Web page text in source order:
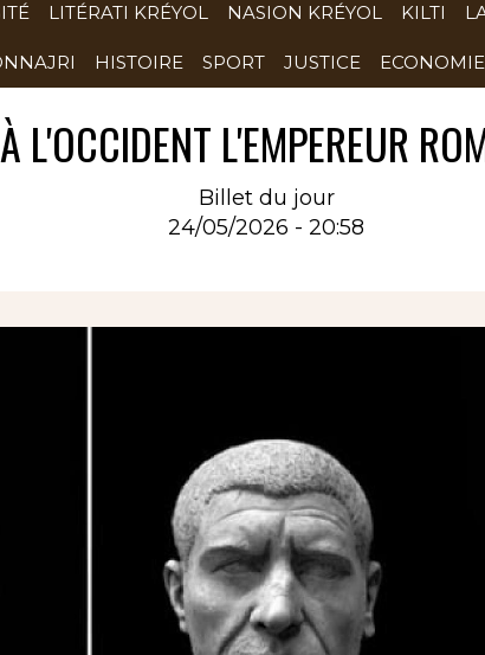
LITÉRATI KRÉYOL NASION KRÉYOL KILTI
HISTOIRE SPORT JUSTICE ECONOMIE
L'OCCIDENT L'EMPEREUR
Billet du jour
24/05/2026 - 20:58